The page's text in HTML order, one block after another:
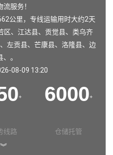
流服务！
公里，专线运输用时大约2天
区、 江达县、 贡觉县、 类乌齐
、 左贡县、 芒康县、 洛隆县、 边
、。
08-09 13:20
+
线路
6000+
仓储托管
︾